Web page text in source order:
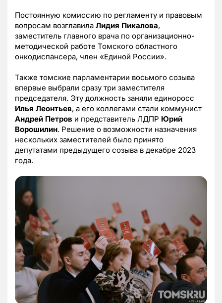
Постоянную комиссию по регламенту и правовым
вопросам возглавила Лидия Пикалова,
заместитель главного врача по организационно-
методической работе Томского областного
онкодиспансера, член «Единой России».
Также томские парламентарии восьмого созыва
впервые выбрали сразу три заместителя
председателя. Эту должность заняли единоросс
Илья Леонтьев, а его коллегами стали коммунист
Андрей Петров и представитель ЛДПР Юрий
Ворошилин. Решение о возможности назначения
нескольких заместителей было принято
депутатами предыдущего созыва в декабре 2023
года.